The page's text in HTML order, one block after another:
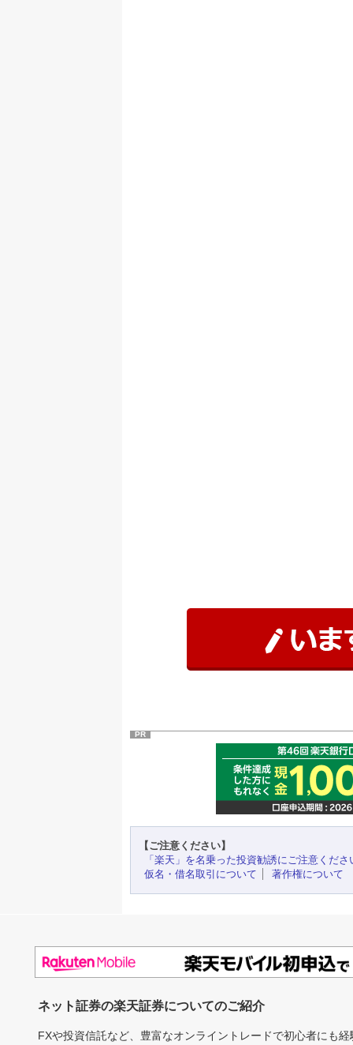
PR
【ご注意ください】
「楽天」を名乗った投資勧誘にご注意くださ
仮名・借名取引について
著作権について
ネット証券の楽天証券についてのご紹介
FXや投資信託など、豊富なオンライントレードで初心者にも